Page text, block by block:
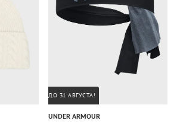
ДО 31 АВГУСТА!
UNDER ARMOUR